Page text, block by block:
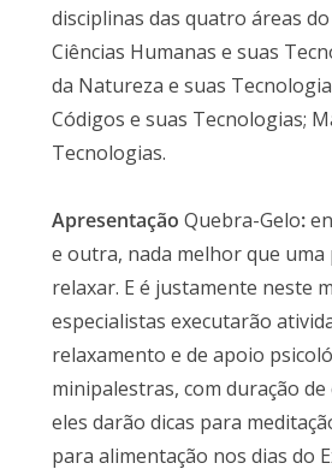
disciplinas das quatro áreas
Ciências Humanas e suas
da Natureza e suas
Códigos e suas Tecnologias;
Tecnologias.
Apresentação Quebra-Gelo:
e outra, nada melhor que
relaxar. E é justamente neste
especialistas executarão
relaxamento e de apoio
minipalestras, com duração
eles darão dicas para
para alimentação nos dias do